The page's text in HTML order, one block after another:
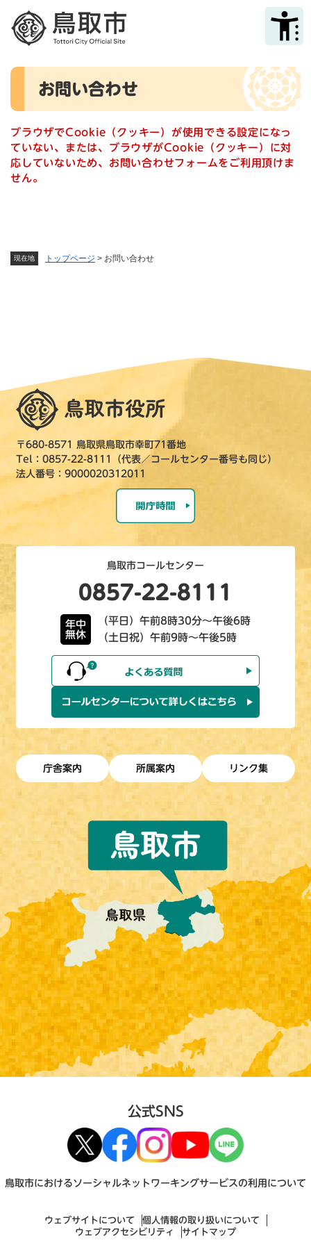
メニューを飛ばして本文へ
現在地 トップページ > お問い合わせ
本
お問い合わせ
ブラウザでCookie（クッキー）が使用できる設定になっ
ていない、または、ブラウザがCookie（クッキー）に対
応していないため、お問い合わせフォームをご利用頂けま
せん。
〒680-8571 鳥取県鳥取市幸町71番地
Tel：0857-22-8111（代表／コールセンター番号も同じ）
法人番号：9000020312011
鳥取市コールセンター
0857-22-8111
年中
無休
（平日）午前8時30分～午後6時
（土日祝）午前9時～午後5時
庁舎案内 所属案内 リンク集
公式SNS
鳥取市におけるソーシャルネットワーキングサービスの利用について
ウェブサイトについて
個人情報の取り扱いについて
ウェブアクセシビリティ
サイトマップ